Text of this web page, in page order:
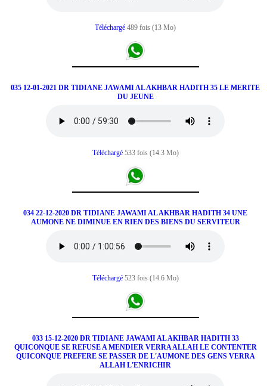
Téléchargé 489 fois (13 Mo)
035 12-01-2021 DR TIDIANE JAWAMI AL AKHBAR HADITH 35 LE MERITE
DU JEUNE
Téléchargé 533 fois (14.3 Mo)
034 22-12-2020 DR TIDIANE JAWAMI AL AKHBAR HADITH 34 UNE
AUMONE NE DIMINUE EN RIEN DES BIENS DU SERVITEUR
Téléchargé 523 fois (14.6 Mo)
033 15-12-2020 DR TIDIANE JAWAMI AL AKHBAR HADITH 33
QUICONQUE SE REFUSE A MENDIER VERRA ALLAH LE CONTENTER
QUICONQUE PREFERE SE PASSER DE L'AUMONE DES GENS VERRA
ALLAH L'ENRICHIR